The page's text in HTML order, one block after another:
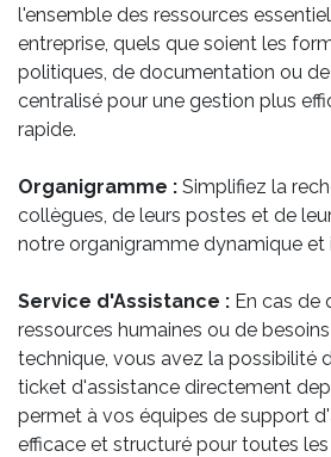
l'ensemble des ressources
entreprise, quels que soient les
politiques, de documentation ou
centralisé pour une gestion plus
rapide.
Organigramme : Simplifiez la
collègues, de leurs postes et de
notre organigramme dynamique et
Service d'Assistance : En cas de
ressources humaines ou de
technique, vous avez la possibilité
ticket d'assistance directement
permet à vos équipes de support
efficace et structuré pour toutes